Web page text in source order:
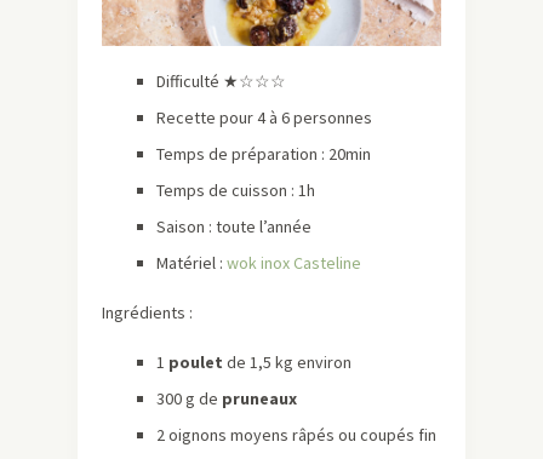
Difficulté ★☆☆☆
Recette pour 4 à 6 personnes
Temps de préparation : 20min
Temps de cuisson : 1h
Saison : toute l’année
Matériel : wok inox Casteline
Ingrédients :
1 poulet de 1,5 kg environ
300 g de pruneaux
2 oignons moyens râpés ou coupés fin